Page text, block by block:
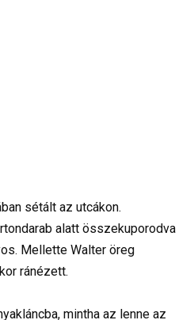
sétált az utcákon.
alatt összekuporodva
Mellette Walter öreg
ránézett.
mintha az lenne az